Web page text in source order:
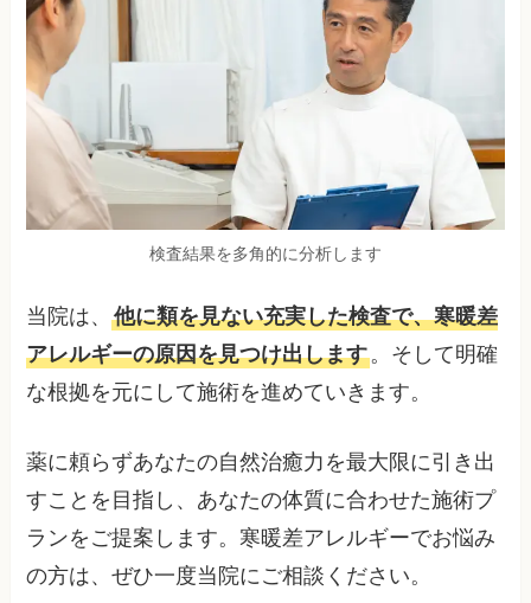
検査結果を多角的に分析します
当院は、他に類を見ない充実した検査で、寒暖差
アレルギーの原因を見つけ出します。そして明確
な根拠を元にして施術を進めていきます。
薬に頼らずあなたの自然治癒力を最大限に引き出
すことを目指し、あなたの体質に合わせた施術プ
ランをご提案します。寒暖差アレルギーでお悩み
の方は、ぜひ一度当院にご相談ください。